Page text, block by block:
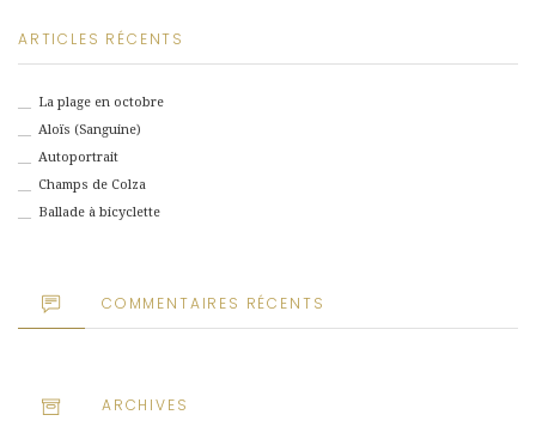
ARTICLES RÉCENTS
La plage en octobre
Aloïs (Sanguine)
Autoportrait
Champs de Colza
Ballade à bicyclette
COMMENTAIRES RÉCENTS
ARCHIVES